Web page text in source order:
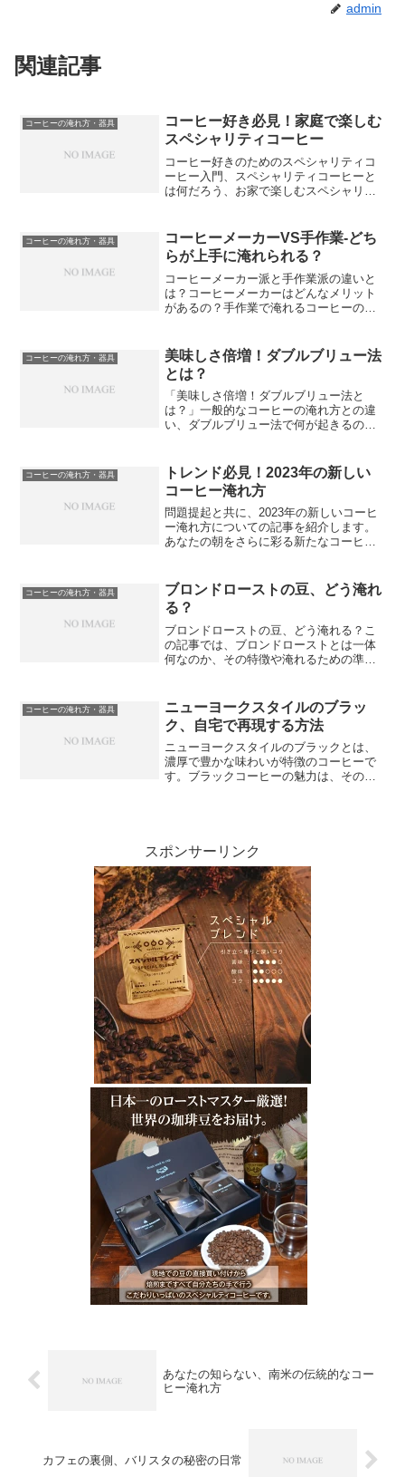
admin
関連記事
コーヒーの淹れ方・器具
コーヒー好き必見！家庭で楽しむ
スペシャリティコーヒー
コーヒー好きのためのスペシャリティコ
ーヒー入門、スペシャリティコーヒーと
は何だろう、お家で楽しむスペシャリテ
スペシャリティコーヒーを楽しもう...こ
れらの内容に興味はあ...
コーヒーの淹れ方・器具
コーヒーメーカーVS手作業-どち
らが上手に淹れられる？
コーヒーメーカー派と手作業派の違いと
は？コーヒーメーカーはどんなメリット
があるの？手作業で淹れるコーヒーの良
が良い？結局、どちらを選ぶべき？「コ
ーヒーメーカーVS手作業...
コーヒーの淹れ方・器具
美味しさ倍増！ダブルブリュー法
とは？
「美味しさ倍増！ダブルブリュー法と
は？」一般的なコーヒーの淹れ方との違
い、ダブルブリュー法で何が起きるの
を紹介します。この記事を読めば、ダブ
ルブリュー法について詳しく知...
コーヒーの淹れ方・器具
トレンド必見！2023年の新しい
コーヒー淹れ方
問題提起と共に、2023年の新しいコーヒ
ー淹れ方についての記事を紹介します。
あなたの朝をさらに彩る新たなコーヒー
方をお伝えします。さらに、2023年版の
各種淹れ方を試し...
コーヒーの淹れ方・器具
ブロンドローストの豆、どう淹れ
る？
ブロンドローストの豆、どう淹れる？こ
の記事では、ブロンドローストとは一体
何なのか、その特徴や淹れるための準備
ンスの重要性についてもお伝えします。
さらに、美味しく淹れるた...
コーヒーの淹れ方・器具
ニューヨークスタイルのブラッ
ク、自宅で再現する方法
ニューヨークスタイルのブラックとは、
濃厚で豊かな味わいが特徴のコーヒーで
す。ブラックコーヒーの魅力は、そのシ
スポンサーリンク
あなたの知らない、南米の伝統的なコー
ヒー淹れ方
カフェの裏側、バリスタの秘密の日常